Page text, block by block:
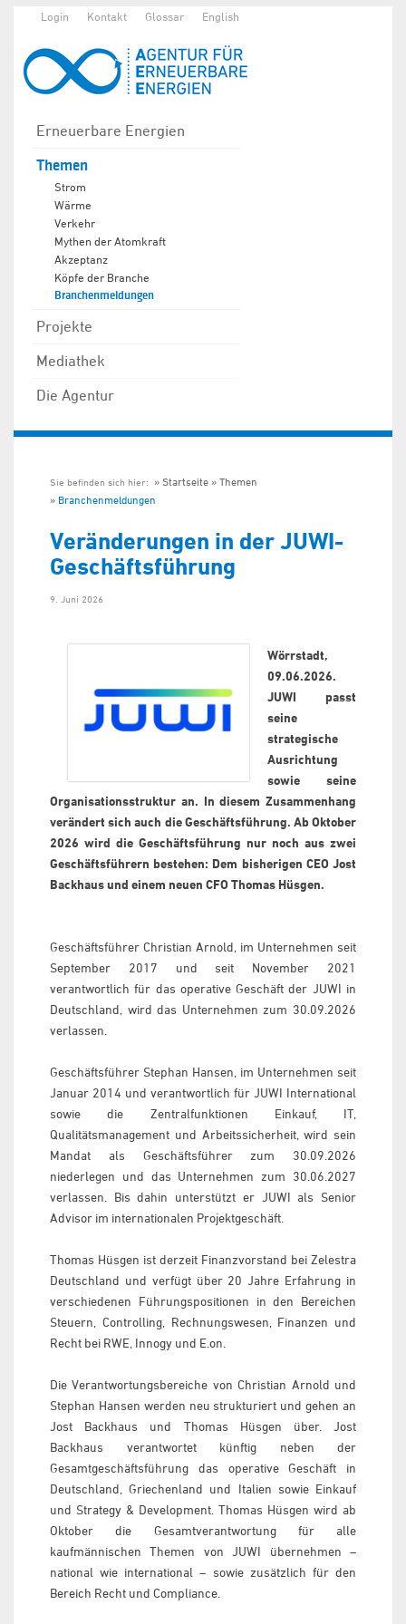
Login Kontakt Glossar English
Erneuerbare Energien
Themen
Strom
Wärme
Verkehr
Mythen der Atomkraft
Akzeptanz
Köpfe der Branche
Branchenmeldungen
Projekte
Mediathek
Die Agentur
Sie befinden sich hier: Startseite
Themen
Branchenmeldungen
Veränderungen in der JUWI-
Geschäftsführung
9. Juni 2026
Wörrstadt,
09.06.2026.
JUWI passt
seine
strategische
Ausrichtung
sowie seine
Organisationsstruktur an. In diesem Zusammenhang
verändert sich auch die Geschäftsführung. Ab Oktober
2026 wird die Geschäftsführung nur noch aus zwei
Geschäftsführern bestehen: Dem bisherigen CEO Jost
Backhaus und einem neuen CFO Thomas Hüsgen.
Geschäftsführer Christian Arnold, im Unternehmen seit
September 2017 und seit November 2021
verantwortlich für das operative Geschäft der JUWI in
Deutschland, wird das Unternehmen zum 30.09.2026
verlassen.
Geschäftsführer Stephan Hansen, im Unternehmen seit
Januar 2014 und verantwortlich für JUWI International
sowie die Zentralfunktionen Einkauf, IT,
Qualitätsmanagement und Arbeitssicherheit, wird sein
Mandat als Geschäftsführer zum 30.09.2026
niederlegen und das Unternehmen zum 30.06.2027
verlassen. Bis dahin unterstützt er JUWI als Senior
Advisor im internationalen Projektgeschäft.
Thomas Hüsgen ist derzeit Finanzvorstand bei Zelestra
Deutschland und verfügt über 20 Jahre Erfahrung in
verschiedenen Führungspositionen in den Bereichen
Steuern, Controlling, Rechnungswesen, Finanzen und
Recht bei RWE, Innogy und E.on.
Die Verantwortungsbereiche von Christian Arnold und
Stephan Hansen werden neu strukturiert und gehen an
Jost Backhaus und Thomas Hüsgen über. Jost
Backhaus verantwortet künftig neben der
Gesamtgeschäftsführung das operative Geschäft in
Deutschland, Griechenland und Italien sowie Einkauf
und Strategy & Development. Thomas Hüsgen wird ab
Oktober die Gesamtverantwortung für alle
kaufmännischen Themen von JUWI übernehmen –
national wie international – sowie zusätzlich für den
Bereich Recht und Compliance.